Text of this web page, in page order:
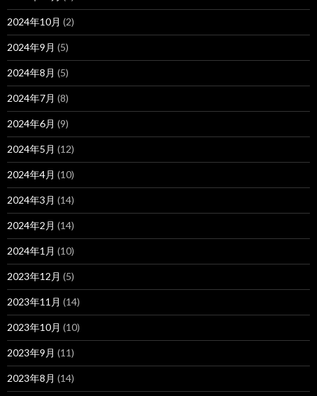
2024年10月 (2)
2024年9月 (5)
2024年8月 (5)
2024年7月 (8)
2024年6月 (9)
2024年5月 (12)
2024年4月 (10)
2024年3月 (14)
2024年2月 (14)
2024年1月 (10)
2023年12月 (5)
2023年11月 (14)
2023年10月 (10)
2023年9月 (11)
2023年8月 (14)